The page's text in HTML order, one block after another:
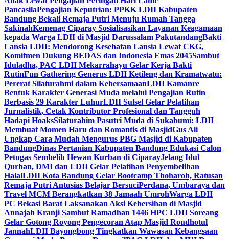
PancasilaPengajian Keputrian: PPKK LDII Kabupaten
Bandung Bekali Remaja Putri Menuju Rumah Tangga
SakinahKemenag Ciparay Sosialisasikan Layanan Keagamaan
kepada Warga LDII di Masjid Darussalam PakutandangBakti
Lansia LDII: Mendorong Kesehatan Lansia Lewat CKG,
Komitmen Dukung BEDAS dan Indonesia Emas 2045Sambut
Iduladha, PAC LDII Mekarrahayu Gelar Kerja Bakti
RutinFun Gathering Generus LDII Ketileng dan Kramatwatu:
Pererat Silaturahmi dalam KebersamaanLDII Kamanre
Bentuk Karakter Generasi Muda melalui Pengajian Rutin
Berbasis 29 Karakter LuhurLDII Sulsel Gelar Pelatihan
Jurnalistik, Cetak Kontributor Profesional dan Tangguh
Hadapi HoaksSilaturahim Pasutri Muda di Sukabumi: LDII
Membuat Momen Haru dan Romantis di MasjidGus Ali
Ungkap Cara Mudah Mengurus PBG Masjid di Kabupaten
BandungDinas Pertanian Kabupaten Bandung Edukasi Calon
Petugas Sembelih Hewan Kurban di CiparayJelang Idul
Qurban, DMI dan LDII Gelar Pelatihan Penyembelihan
HalalLDII Kota Bandung Gelar Bootcamp Thoharoh, Ratusan
Remaja Putri Antusias Belajar BersuciPerdana, Umbaraya dan
Travel MCM Berangkatkan 38 Jamaah UmrohWarga LDII
PC Bekasi Barat Laksanakan Aksi Kebersihan di Masjid
Annajah Kranji Sambut Ramadhan 1446 HPC LDII Soreang
Gelar Gotong Royong Pengecoran Atap Masjid Roudhotul
JannahLDII Bayongbong Tingkatkan Wawasan Kebangsaan